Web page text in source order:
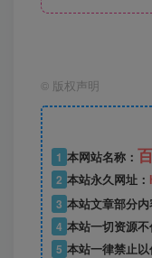
© 版权声明
1 本网站名称：
2 本站永久网址：
3 本站文章部分
4 本站一切资源
5 本站一律禁止